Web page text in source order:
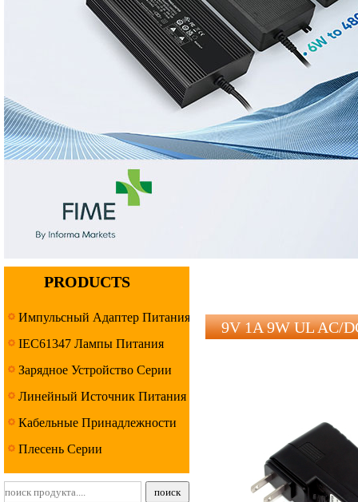
PRODUCTS
Импульсный Адаптер Питания
IEC61347 Лампы Питания
Серия
Зарядное Устройство Серии
Линейный Источник Питания
Серии
Кабельные Принадлежности
Серии
Плесень Серии
9V 1A 9W UL AC/